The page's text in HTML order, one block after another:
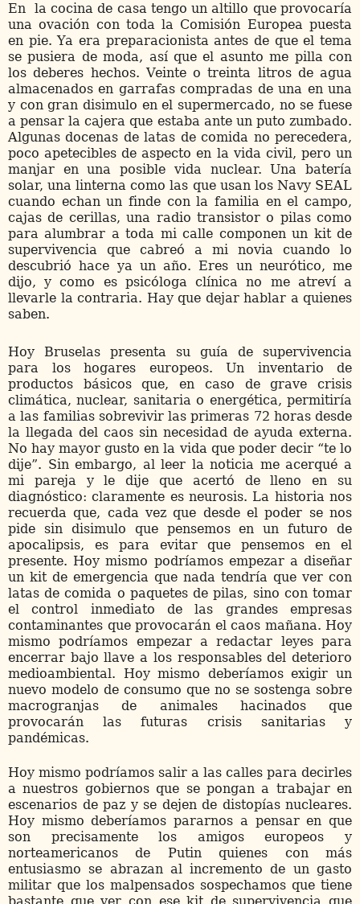
En la cocina de casa tengo un altillo que provocaría
una ovación con toda la Comisión Europea puesta
en pie. Ya era preparacionista antes de que el tema
se pusiera de moda, así que el asunto me pilla con
los deberes hechos. Veinte o treinta litros de agua
almacenados en garrafas compradas de una en una
y con gran disimulo en el supermercado, no se fuese
a pensar la cajera que estaba ante un puto zumbado.
Algunas docenas de latas de comida no perecedera,
poco apetecibles de aspecto en la vida civil, pero un
manjar en una posible vida nuclear. Una batería
solar, una linterna como las que usan los Navy SEAL
cuando echan un finde con la familia en el campo,
cajas de cerillas, una radio transistor o pilas como
para alumbrar a toda mi calle componen un kit de
supervivencia que cabreó a mi novia cuando lo
descubrió hace ya un año. Eres un neurótico, me
dijo, y como es psicóloga clínica no me atreví a
llevarle la contraria. Hay que dejar hablar a quienes
saben.
Hoy Bruselas presenta su guía de supervivencia
para los hogares europeos. Un inventario de
productos básicos que, en caso de grave crisis
climática, nuclear, sanitaria o energética, permitiría
a las familias sobrevivir las primeras 72 horas desde
la llegada del caos sin necesidad de ayuda externa.
No hay mayor gusto en la vida que poder decir “te lo
dije”. Sin embargo, al leer la noticia me acerqué a
mi pareja y le dije que acertó de lleno en su
diagnóstico: claramente es neurosis. La historia nos
recuerda que, cada vez que desde el poder se nos
pide sin disimulo que pensemos en un futuro de
apocalipsis, es para evitar que pensemos en el
presente. Hoy mismo podríamos empezar a diseñar
un kit de emergencia que nada tendría que ver con
latas de comida o paquetes de pilas, sino con tomar
el control inmediato de las grandes empresas
contaminantes que provocarán el caos mañana. Hoy
mismo podríamos empezar a redactar leyes para
encerrar bajo llave a los responsables del deterioro
medioambiental. Hoy mismo deberíamos exigir un
nuevo modelo de consumo que no se sostenga sobre
macrogranjas de animales hacinados que
provocarán las futuras crisis sanitarias y
pandémicas.
Hoy mismo podríamos salir a las calles para decirles
a nuestros gobiernos que se pongan a trabajar en
escenarios de paz y se dejen de distopías nucleares.
Hoy mismo deberíamos pararnos a pensar en que
son precisamente los amigos europeos y
norteamericanos de Putin quienes con más
entusiasmo se abrazan al incremento de un gasto
militar que los malpensados sospechamos que tiene
bastante que ver con ese kit de supervivencia que